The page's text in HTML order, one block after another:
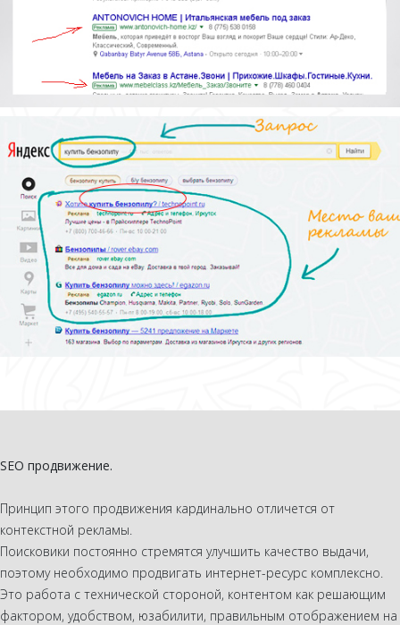
SEO продвижение.
Принцип этого продвижения кардинально отличется от
контекстной рекламы.
Поисковики постоянно стремятся улучшить качество выдачи,
поэтому необходимо продвигать интернет-ресурс комплексно.
Это работа с технической стороной, контентом как решающим
фактором, удобством, юзабилити, правильным отображением на